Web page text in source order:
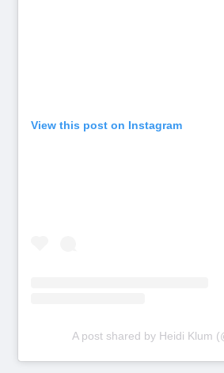
View this post on Instagram
A post shared by Heidi Klum